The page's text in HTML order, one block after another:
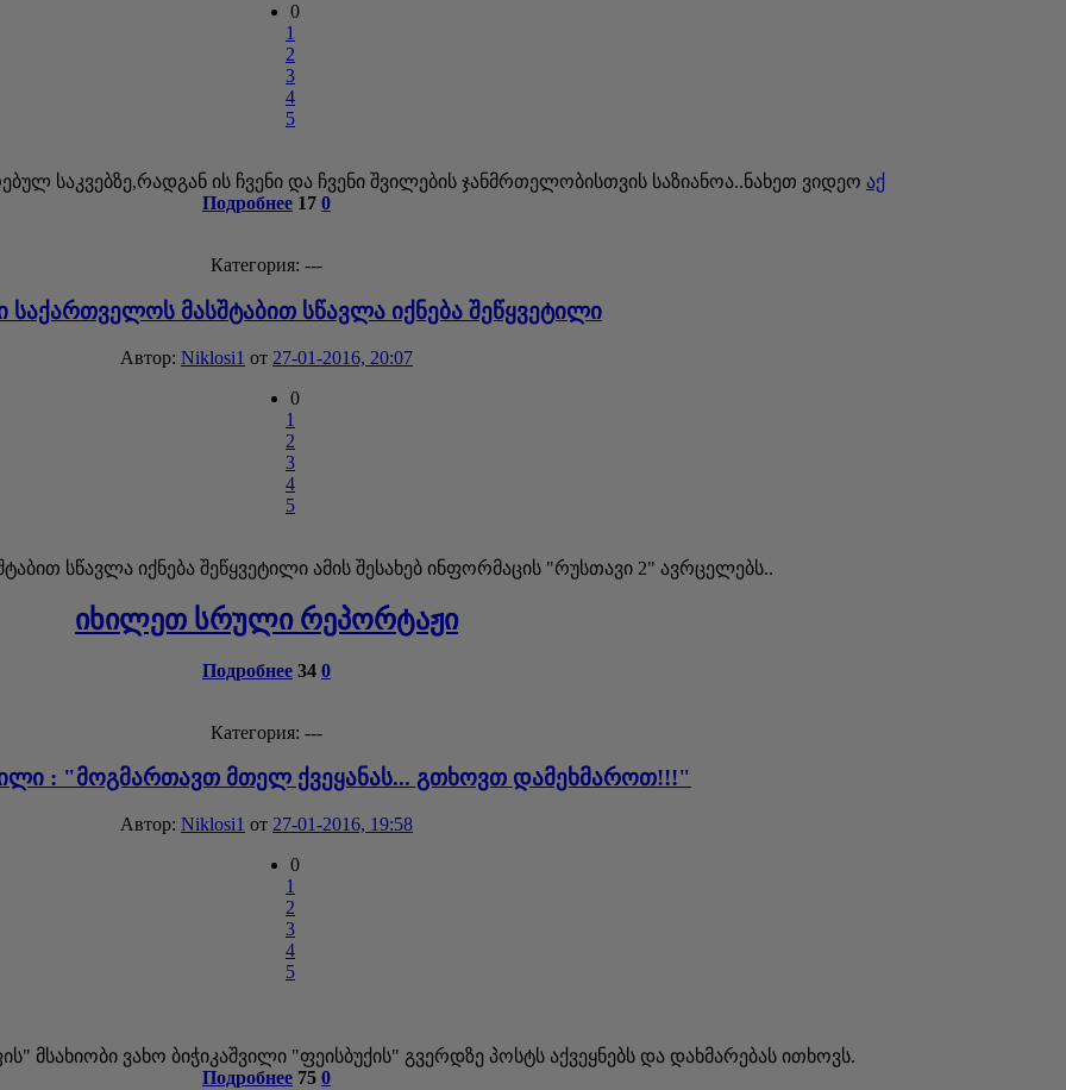
0
1
2
3
4
5
საკვებზე,რადგან ის ჩვენი და ჩვენი შვილების ჯანმრთელობისთვის საზიანოა..ნახეთ ვიდეო აქ
Подробнее 17 0
Категория: ---
საქართველოს მასშტაბით სწავლა იქნება შეწყვეტილი
Автор: Niklosi1 от 27-01-2016, 20:07
0
1
2
3
4
5
სწავლა იქნება შეწყვეტილი ამის შესახებ ინფორმაცის "რუსთავი 2" ავრცელებს..
იხილეთ სრული რეპორტაჟი
Подробнее 34 0
Категория: ---
: "მოგმართავთ მთელ ქვეყანას... გთხოვთ დამეხმაროთ!!!"
Автор: Niklosi1 от 27-01-2016, 19:58
0
1
2
3
4
5
მსახიობი ვახო ბიჭიკაშვილი "ფეისბუქის" გვერდზე პოსტს აქვეყნებს და დახმარებას ითხოვს.
Подробнее 75 0